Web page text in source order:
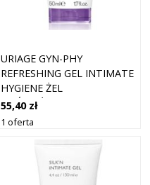
URIAGE GYN-PHY
REFRESHING GEL INTIMATE
HYGIENE ŻEL
ODŚWIEŻAJĄCY DO HIGIENY
INTYMNEJ 50 ML
55,40 zł
1 oferta